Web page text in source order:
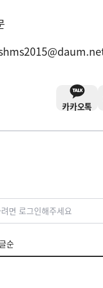
카카오톡
면 로그인해주세요
순